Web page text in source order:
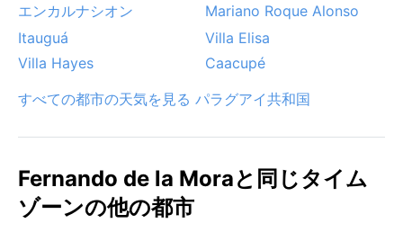
エンカルナシオン
Mariano Roque Alonso
Itauguá
Villa Elisa
Villa Hayes
Caacupé
すべての都市の天気を見る パラグアイ共和国
Fernando de la Moraと同じタイム
ゾーンの他の都市